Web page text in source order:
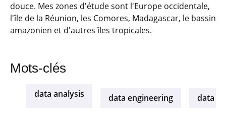
douce. Mes zones d'étude sont l'Europe occidentale,
l'île de la Réunion, les Comores, Madagascar, le bassin
amazonien et d'autres îles tropicales.
Mots-clés
data analysis data engineering data